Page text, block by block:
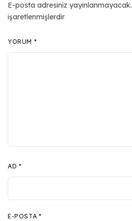
E-posta adresiniz yayınlanmayacak.
işaretlenmişlerdir
YORUM *
AD *
E-POSTA *